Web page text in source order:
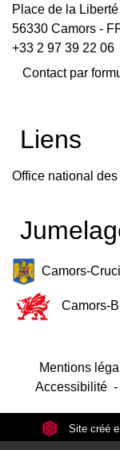
Place de la Liberté
56330 Camors -
+33 2 97 39 22 06
Contact par
Liens
Office national des
Camors-
Camors-
Mentions
Accessibilité -
Site créé